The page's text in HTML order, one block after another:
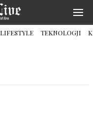
LIFESTYLE TEKNOLOGJI